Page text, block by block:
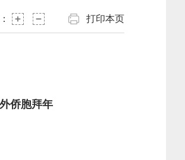
打印本页
侨胞拜年